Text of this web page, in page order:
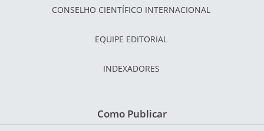
CONSELHO CIENTÍFICO INTERNACIONAL
EQUIPE EDITORIAL
INDEXADORES
Como Publicar